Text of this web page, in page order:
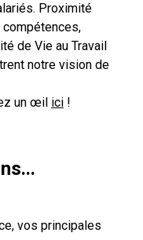
Proximité
de Vie au Travail
notre vision de
un œil ici!
vos principales